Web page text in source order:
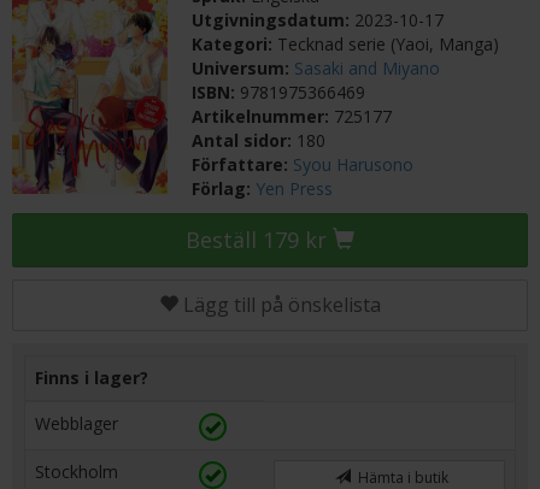
Utgivningsdatum: 2023-10-17
Kategori: Tecknad serie (Yaoi, Manga)
Universum: Sasaki and Miyano
ISBN: 9781975366469
Artikelnummer: 725177
Antal sidor: 180
Författare: Syou Harusono
Förlag: Yen Press
Beställ 179 kr
Lägg till på önskelista
Finns i lager?
Webblager
Stockholm Hämta i butik